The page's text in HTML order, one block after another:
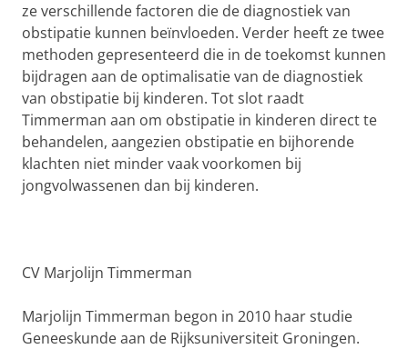
ze verschillende factoren die de diagnostiek van
obstipatie kunnen beïnvloeden. Verder heeft ze twee
methoden gepresenteerd die in de toekomst kunnen
bijdragen aan de optimalisatie van de diagnostiek
van obstipatie bij kinderen. Tot slot raadt
Timmerman aan om obstipatie in kinderen direct te
behandelen, aangezien obstipatie en bijhorende
klachten niet minder vaak voorkomen bij
jongvolwassenen dan bij kinderen.
CV Marjolijn Timmerman
Marjolijn Timmerman begon in 2010 haar studie
Geneeskunde aan de Rijksuniversiteit Groningen.